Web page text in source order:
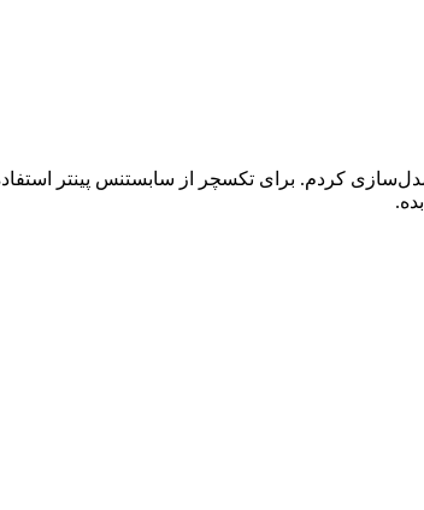
مدل‌سازی کردم. برای تکسچر از سابستنس پینتر